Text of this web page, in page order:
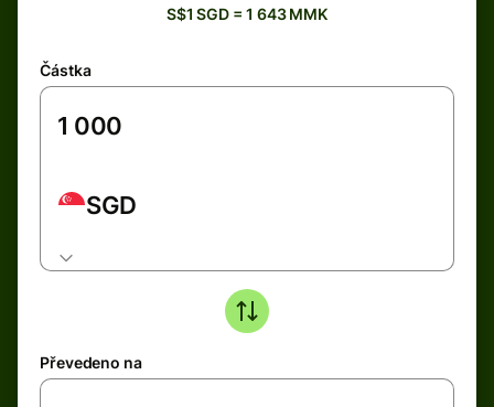
S$1 SGD = 1 643 MMK
Částka
SGD
Převedeno na